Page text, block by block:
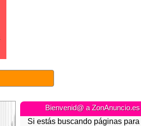
Bienvenid@ a ZonAnuncio.es
Si estás buscando páginas para